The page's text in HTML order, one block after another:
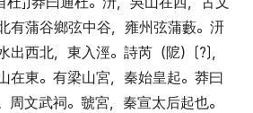
有蒲谷鄉弦中谷， 雍州弦蒲藪。 汧
出西北， 東入涇。 詩芮 （阸）〔?〕，
在東。 有梁山宮， 秦始皇起。 莽曰
周文武祠。 虢宮， 秦宣太后起也。